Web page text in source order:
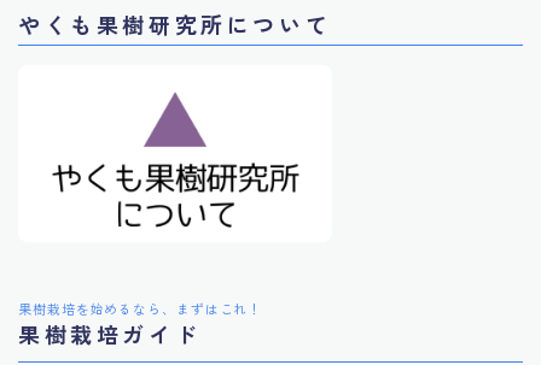
やくも果樹研究所について
果樹栽培を始めるなら、まずはこれ！
果樹栽培ガイド